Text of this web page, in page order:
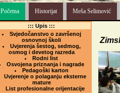
Početna Historijat Meša Selimović
::: Upis :::
Svjedočanstvo o završenoj
osnovnoj školi
Uvjerenja šestog, sedmog,
osmog i devetog razreda
Rodni list
Osvojena priznanja i nagrade
Pedagoški karton
Uvjerenje o polaganju eksterne
mature
List profesionalne orijentacije